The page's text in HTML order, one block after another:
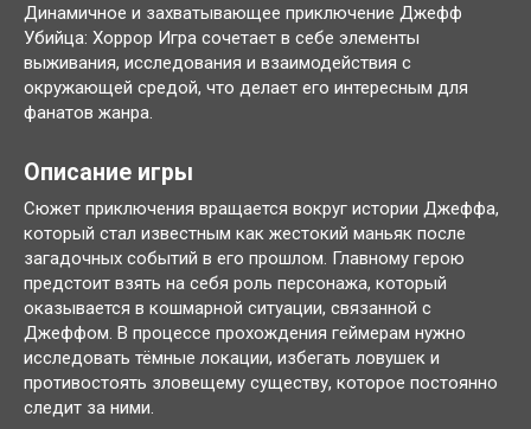
Динамичное и захватывающее приключение Джефф
Убийца: Хоррор Игра сочетает в себе элементы
выживания, исследования и взаимодействия с
окружающей средой, что делает его интересным для
фанатов жанра.
Описание игры
Сюжет приключения вращается вокруг истории Джеффа,
который стал известным как жестокий маньяк после
загадочных событий в его прошлом. Главному герою
предстоит взять на себя роль персонажа, который
оказывается в кошмарной ситуации, связанной с
Джеффом. В процессе прохождения геймерам нужно
исследовать тёмные локации, избегать ловушек и
противостоять зловещему существу, которое постоянно
следит за ними.